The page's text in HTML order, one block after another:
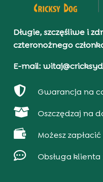
Długie, szczęśliwe i
czteronożnego
E-mail:
 Gwarancja na
 Oszczędzaj na
 Możesz
 Obsługa klienta